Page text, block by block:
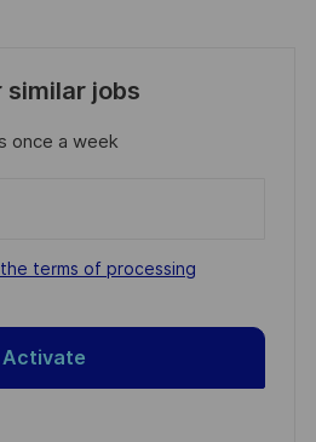
jobs
once a week
terms of processing
Activate